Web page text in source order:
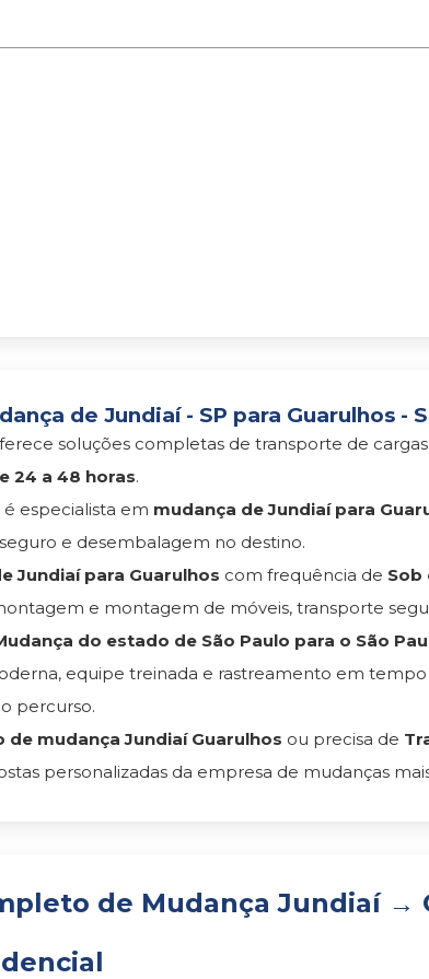
de Jundiaí - SP para Guarulhos -
soluções completas de transporte de
24 a 48 horas.
é especialista em mudança de Jundiaí para
e desembalagem no destino.
Jundiaí para Guarulhos com frequência de Sob
e montagem de móveis, transporte
do estado de São Paulo para o São
equipe treinada e rastreamento em
percurso.
de mudança Jundiaí Guarulhos ou precisa de
personalizadas da empresa de mudanças
de Mudança Jundiaí →